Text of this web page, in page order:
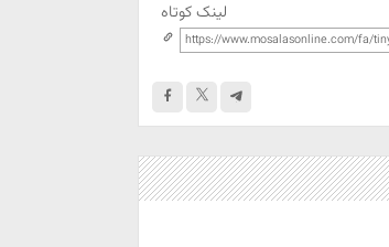
لینک کوتاه